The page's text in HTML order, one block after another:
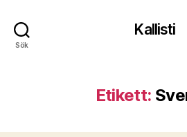
Sök
Kallisti
Etikett: